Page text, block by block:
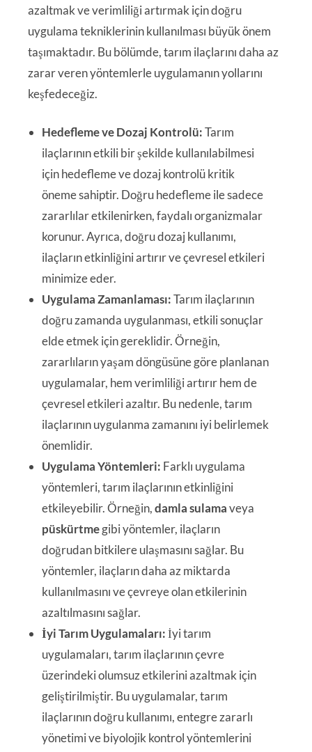
azaltmak ve verimliliği artırmak için doğru
uygulama tekniklerinin kullanılması büyük önem
taşımaktadır. Bu bölümde, tarım ilaçlarını daha az
zarar veren yöntemlerle uygulamanın yollarını
keşfedeceğiz.
Hedefleme ve Dozaj Kontrolü:Tarım
ilaçlarının etkili bir şekilde kullanılabilmesi
için hedefleme ve dozaj kontrolü kritik
öneme sahiptir. Doğru hedefleme ile sadece
zararlılar etkilenirken, faydalı organizmalar
korunur. Ayrıca, doğru dozaj kullanımı,
ilaçların etkinliğini artırır ve çevresel etkileri
minimize eder.
Uygulama Zamanlaması:Tarım ilaçlarının
doğru zamanda uygulanması, etkili sonuçlar
elde etmek için gereklidir. Örneğin,
zararlıların yaşam döngüsüne göre planlanan
uygulamalar, hem verimliliği artırır hem de
çevresel etkileri azaltır. Bu nedenle, tarım
ilaçlarının uygulanma zamanını iyi belirlemek
önemlidir.
Uygulama Yöntemleri: Farklı uygulama
yöntemleri, tarım ilaçlarının etkinliğini
etkileyebilir. Örneğin,damla sulamaveya
püskürtmegibi yöntemler, ilaçların
doğrudan bitkilere ulaşmasını sağlar. Bu
yöntemler, ilaçların daha az miktarda
kullanılmasını ve çevreye olan etkilerinin
azaltılmasını sağlar.
İyi Tarım Uygulamaları:İyi tarım
uygulamaları, tarım ilaçlarının çevre
üzerindeki olumsuz etkilerini azaltmak için
geliştirilmiştir. Bu uygulamalar, tarım
ilaçlarının doğru kullanımı, entegre zararlı
yönetimi ve biyolojik kontrol yöntemlerini